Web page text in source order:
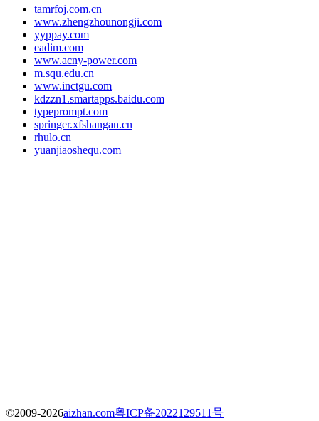
tamrfoj.com.cn
www.zhengzhounongji.com
yyppay.com
eadim.com
www.acny-power.com
m.squ.edu.cn
www.inctgu.com
kdzzn1.smartapps.baidu.com
typeprompt.com
springer.xfshangan.cn
rhulo.cn
yuanjiaoshequ.com
©2009-2026aizhan.com粤ICP备2022129511号